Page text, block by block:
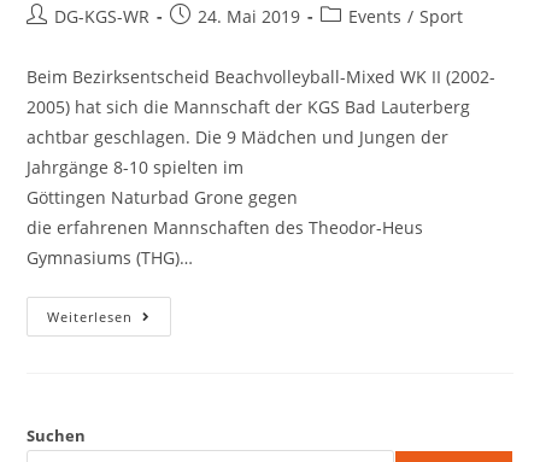
DG-KGS-WR 24. Mai 2019 Events / Sport
Beim Bezirksentscheid Beachvolleyball-Mixed WK II (2002-
2005) hat sich die Mannschaft der KGS Bad Lauterberg
achtbar geschlagen. Die 9 Mädchen und Jungen der
Jahrgänge 8-10 spielten im
Göttingen Naturbad Grone gegen
die erfahrenen Mannschaften des Theodor-Heus
Gymnasiums (THG)…
Weiterlesen
Suchen